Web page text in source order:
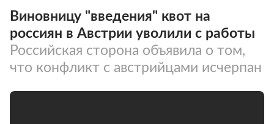
Виновницу "введения" квот на
россиян в Австрии уволили с работы
Российская сторона объявила о том,
что конфликт с австрийцами исчерпан